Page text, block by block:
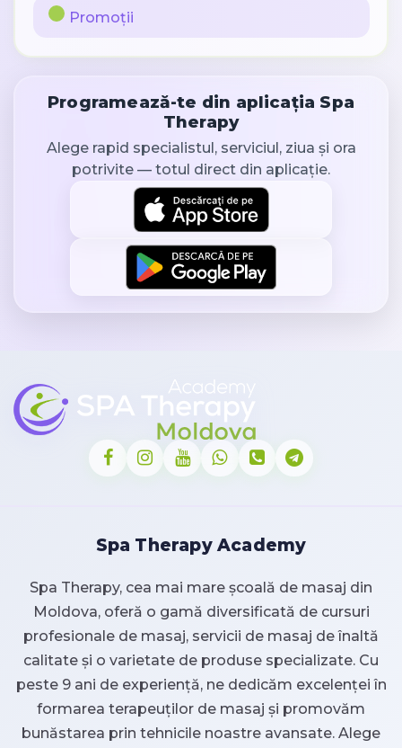
Promoții
Programează-te din aplicația Spa
Therapy
Alege rapid specialistul, serviciul, ziua și ora
potrivite — totul direct din aplicație.
Spa Therapy Academy
Spa Therapy, cea mai mare școală de masaj din
Moldova, oferă o gamă diversificată de cursuri
profesionale de masaj, servicii de masaj de înaltă
calitate și o varietate de produse specializate. Cu
peste 9 ani de experiență, ne dedicăm excelenței în
formarea terapeuților de masaj și promovăm
bunăstarea prin tehnicile noastre avansate. Alege